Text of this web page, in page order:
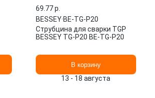
69.77 p.
BESSEY·BE-TG-P20
Струбцина для сварки TGP
BESSEY TG-P20 BE-TG-P20
В корзину
13 - 18 августа